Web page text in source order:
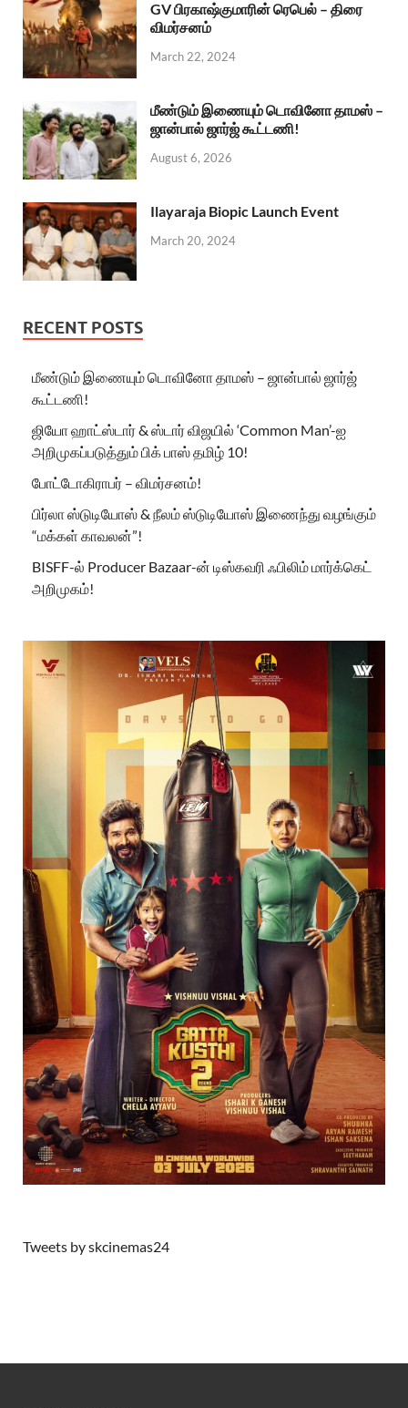
GV பிரகாஷ்குமாரின் ரெபெல் – திரை
விமர்சனம்
March 22, 2024
மீண்டும் இணையும் டொவினோ தாமஸ் –
ஜான்பால் ஜார்ஜ் கூட்டணி!
August 6, 2026
Ilayaraja Biopic Launch Event
March 20, 2024
RECENT POSTS
மீண்டும் இணையும் டொவினோ தாமஸ் – ஜான்பால் ஜார்ஜ்
கூட்டணி!
ஜியோ ஹாட்ஸ்டார் & ஸ்டார் விஜயில் ‘Common Man’-ஐ
அறிமுகப்படுத்தும் பிக் பாஸ் தமிழ் 10!
போட்டோகிராபர் – விமர்சனம்!
பிர்லா ஸ்டுடியோஸ் & நீலம் ஸ்டுடியோஸ் இணைந்து வழங்கும்
“மக்கள் காவலன்”!
BISFF-ல் Producer Bazaar-ன் டிஸ்கவரி ஃபிலிம் மார்க்கெட்
அறிமுகம்!
Tweets by skcinemas24